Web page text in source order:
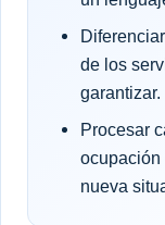
de los
garantizar.
Procesar
ocupación
nueva